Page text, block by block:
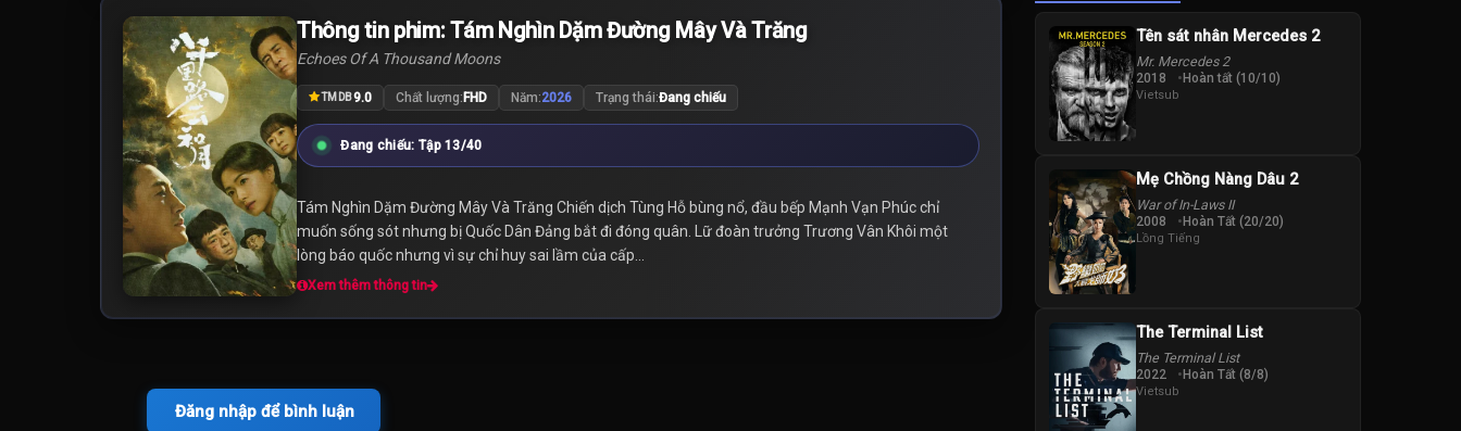
Thông tin phim: Tám Nghìn Dặm Đường Mây Và Trăng
Echoes Of A Thousand Moons
TMDB9.0 Chất lượng:FHD Năm:2026 Trạng thái:Đang chiếu
Đang chiếu: Tập 13/40
Tám Nghìn Dặm Đường Mây Và Trăng Chiến dịch Tùng Hỗ bùng nổ, đầu bếp Mạnh Vạn Phúc chỉ
muốn sống sót nhưng bị Quốc Dân Đảng bắt đi đóng quân. Lữ đoàn trưởng Trương Vân Khôi một
lòng báo quốc nhưng vì sự chỉ huy sai lầm của cấp...
Xem thêm thông tin
Đăng nhập để bình luận
Tên sát nhân Mercedes 2
Mr. Mercedes 2
2018 Hoàn tất (10/10)
Vietsub
Mẹ Chồng Nàng Dâu 2
War of In-Laws II
2008 Hoàn Tất (20/20)
Lồng Tiếng
The Terminal List
The Terminal List
2022 Hoàn Tất (8/8)
Vietsub